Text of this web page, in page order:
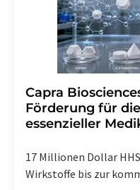
Capra
Förderung für
essenzieller
17 Millionen Dollar
Wirkstoffe bis zur